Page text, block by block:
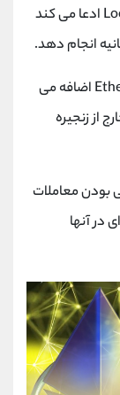
هزینه و افزایش سرعت انجام می شود. Loopring ادعا می کند
سپس هر دسته از معاملات به بلاک چین Ethereum اضافه می
از زنجیره
بودن معاملات
در آنها